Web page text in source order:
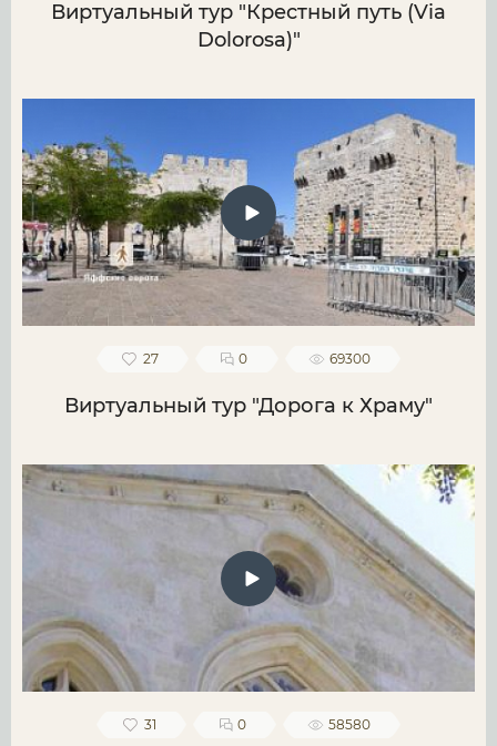
Виртуальный тур "Крестный путь (Via
Dolorosa)"
27 0 69300
Виртуальный тур "Дорога к Храму"
31 0 58580